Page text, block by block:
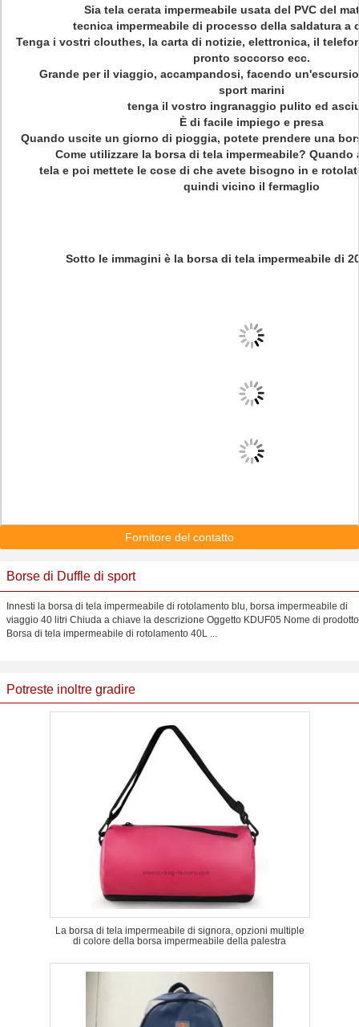
Sia tela cerata impermeabile usata del PVC del
tecnica impermeabile di processo della saldatura a
Tenga i vostri clouthes, la carta di notizie, elettronica, il
pronto soccorso ecc.
Grande per il viaggio, accampandosi, facendo
sport marini
tenga il vostro ingranaggio pulito ed
È di facile impiego e presa
Quando uscite un giorno di pioggia, potete prendere una
Come utilizzare la borsa di tela impermeabile? Quando
tela e poi mettete le cose di che avete bisogno in e
quindi vicino il fermaglio
Sotto le immagini è la borsa di tela impermeabile di
Fornitore del contatto
Borse di Duffle di sport
Innesti la borsa di tela impermeabile di rotolamento blu, borsa impermeabile di
viaggio 40 litri Chiuda a chiave la descrizione Oggetto KDUF05 Nome di prodotto
Borsa di tela impermeabile di rotolamento 40L ...
Potreste inoltre gradire
La borsa di tela impermeabile di signora, opzioni multiple
di colore della borsa impermeabile della palestra